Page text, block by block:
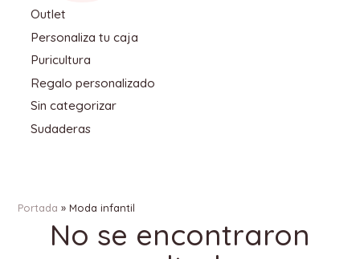
Outlet
Personaliza tu caja
Puricultura
Regalo personalizado
Sin categorizar
Sudaderas
Portada »Moda infantil
No se encontraron